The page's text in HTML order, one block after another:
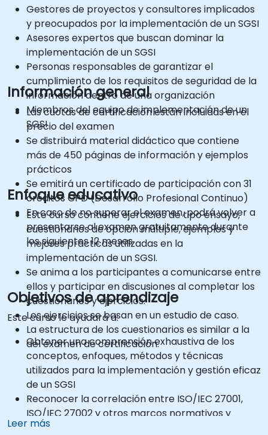
Gestores de proyectos y consultores implicados
y preocupados por la implementación de un SGSI
Asesores expertos que buscan dominar la
implementación de un SGSI
Personas responsables de garantizar el
cumplimiento de los requisitos de seguridad de la
información dentro de una organización
Miembros del equipo de implementación de un
SGSI
Información general
Las cuotas de certificación están incluidas en el
precio del examen
Se distribuirá material didáctico que contiene
más de 450 páginas de información y ejemplos
prácticos
Se emitirá un certificado de participación con 31
créditos CPD (Desarrollo Profesional Continuo)
En caso de no superar el examen, podrá volver a
presentarse al examen gratuitamente durante
los siguientes 12 meses
Enfoque educativo
Este curso contiene ejercicios de tipo ensayo,
cuestionarios de opción múltiple, ejemplos y
mejores prácticas utilizadas en la
implementación de un SGSI.
Se anima a los participantes a comunicarse entre
ellos y participar en discusiones al completar los
cuestionarios y ejercicios.
Los ejercicios se basan en un estudio de caso.
La estructura de los cuestionarios es similar a la
del examen de certificación.
Objetivos de aprendizaje
Este curso le ayudará a:
Obtener una comprensión exhaustiva de los
conceptos, enfoques, métodos y técnicas
utilizados para la implementación y gestión eficaz
de un SGSI
Reconocer la correlación entre ISO/IEC 27001,
ISO/IEC 27002 y otros marcos normativos y
estándares
Leer más